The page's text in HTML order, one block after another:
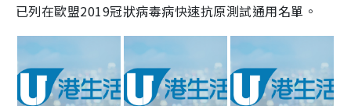
已列在歐盟2019冠狀病毒病快速抗原測試通用名單。